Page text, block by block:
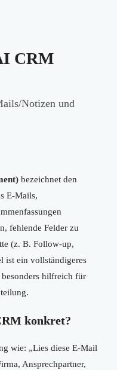
CRM
Notizen und
bezeichnet den
E-Mails,
fehlende Felder zu
(z. B. Follow-up,
ist ein vollständigeres
hilfreich für
konkret?
wie: „Lies diese E-Mail
Ansprechpartner,